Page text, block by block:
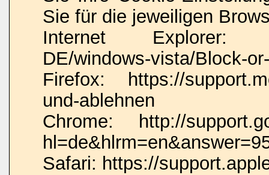
Sie für die jeweiligen
Internet Explorer:
DE/windows-vista/Block-
Firefox: https://
und-ablehnen
Chrome: http://
Safari: https://